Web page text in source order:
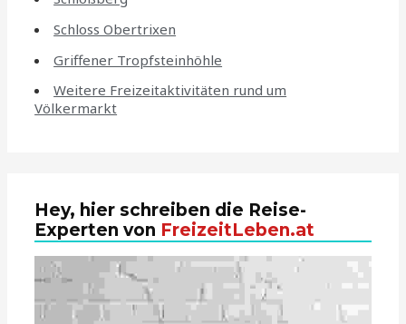
Schloss Obertrixen
Griffener Tropfsteinhöhle
Weitere Freizeitaktivitäten rund um
Völkermarkt
Hey, hier schreiben die Reise-
Experten von FreizeitLeben.at